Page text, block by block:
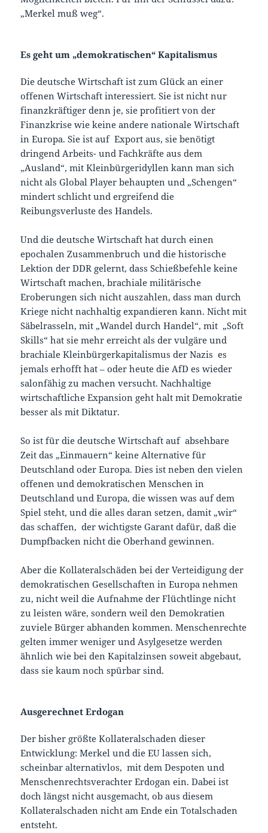
„Merkel muß weg“.
Es geht um „demokratischen“ Kapitalismus
Die deutsche Wirtschaft ist zum Glück an einer
offenen Wirtschaft interessiert. Sie ist nicht nur
finanzkräftiger denn je, sie profitiert von der
Finanzkrise wie keine andere nationale Wirtschaft
in Europa. Sie ist auf Export aus, sie benötigt
dringend Arbeits- und Fachkräfte aus dem
„Ausland“, mit Kleinbürgeridyllen kann man sich
nicht als Global Player behaupten und „Schengen“
mindert schlicht und ergreifend die
Reibungsverluste des Handels.
Und die deutsche Wirtschaft hat durch einen
epochalen Zusammenbruch und die historische
Lektion der DDR gelernt, dass Schießbefehle keine
Wirtschaft machen, brachiale militärische
Eroberungen sich nicht auszahlen, dass man durch
Kriege nicht nachhaltig expandieren kann. Nicht mit
Säbelrasseln, mit „Wandel durch Handel“, mit „Soft
Skills“ hat sie mehr erreicht als der vulgäre und
brachiale Kleinbürgerkapitalismus der Nazis es
jemals erhofft hat – oder heute die AfD es wieder
salonfähig zu machen versucht. Nachhaltige
wirtschaftliche Expansion geht halt mit Demokratie
besser als mit Diktatur.
So ist für die deutsche Wirtschaft auf absehbare
Zeit das „Einmauern“ keine Alternative für
Deutschland oder Europa. Dies ist neben den vielen
offenen und demokratischen Menschen in
Deutschland und Europa, die wissen was auf dem
Spiel steht, und die alles daran setzen, damit „wir“
das schaffen, der wichtigste Garant dafür, daß die
Dumpfbacken nicht die Oberhand gewinnen.
Aber die Kollateralschäden bei der Verteidigung der
demokratischen Gesellschaften in Europa nehmen
zu, nicht weil die Aufnahme der Flüchtlinge nicht
zu leisten wäre, sondern weil den Demokratien
zuviele Bürger abhanden kommen. Menschenrechte
gelten immer weniger und Asylgesetze werden
ähnlich wie bei den Kapitalzinsen soweit abgebaut,
dass sie kaum noch spürbar sind.
Ausgerechnet Erdogan
Der bisher größte Kollateralschaden dieser
Entwicklung: Merkel und die EU lassen sich,
scheinbar alternativlos, mit dem Despoten und
Menschenrechtsverachter Erdogan ein. Dabei ist
doch längst nicht ausgemacht, ob aus diesem
Kollateralschaden nicht am Ende ein Totalschaden
entsteht.